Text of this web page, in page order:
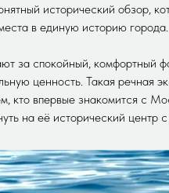
исторический обзор,
в единую историю города.
за спокойный, комфортный
ценность. Такая речная
кто впервые знакомится с
на её исторический центр